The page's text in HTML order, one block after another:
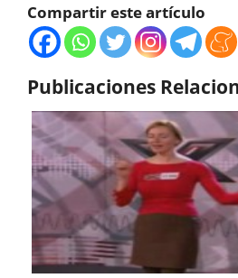
Compartir este artículo
Publicaciones